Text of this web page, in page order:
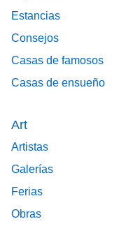
Estancias
Consejos
Casas de famosos
Casas de ensueño
Art
Artistas
Galerías
Ferias
Obras